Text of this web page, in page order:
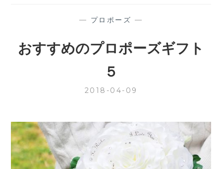
— プロポーズ —
おすすめのプロポーズギフト
５
2018-04-09